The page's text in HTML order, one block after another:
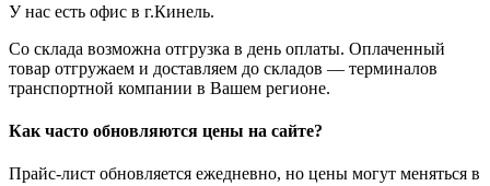
У нас есть офис в г.Кинель.
Со склада возможна отгрузка в день оплаты. Оплаченный
товар отгружаем и доставляем до складов — терминалов
транспортной компании в Вашем регионе.
Как часто обновляются цены на сайте?
Прайс-лист обновляется ежедневно, но цены могут меняться в